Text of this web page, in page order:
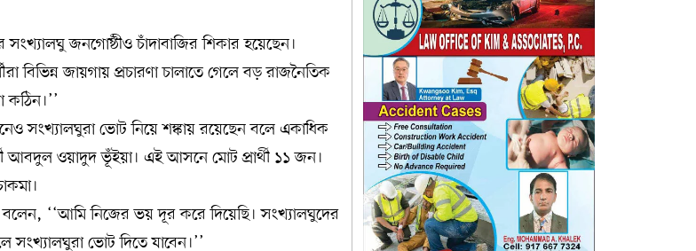
জনগোষ্ঠীও চাঁদাবাজির শিকার হয়েছেন।
বিভিন্ন জায়গায় প্রচারণা চালাতে গেলে বড় রাজনৈতিক
কঠিন।’’
সংখ্যালঘুরা ভোট নিয়ে শঙ্কায় রয়েছেন বলে একাধিক
আবদুল ওয়াদুদ ভূঁইয়া। এই আসনে মোট প্রার্থী ১১ জন।
বলেন, ‘‘আমি নিজের ভয় দূর করে দিয়েছি। সংখ্যালঘুদের
সংখ্যালঘুরা ভোট দিতে যাবেন।’’